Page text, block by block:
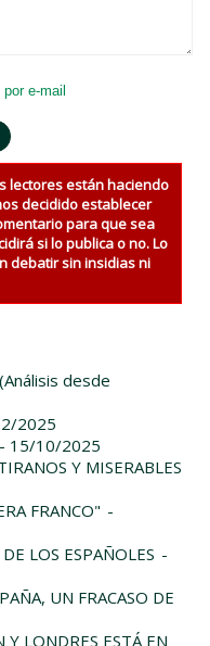
e-mail
lectores están haciendo
decidido establecer
para que sea
si lo publica o no. Lo
debatir sin insidias ni
desde
2025
- 15/10/2025
Y MISERABLES
FRANCO" -
LOS ESPAÑOLES -
UN FRACASO DE
LONDRES ESTÁ EN